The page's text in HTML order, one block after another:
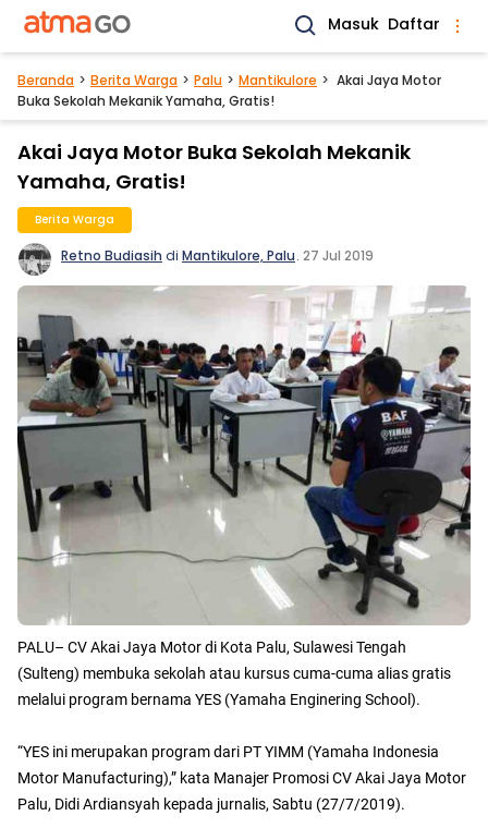
Masuk Daftar
Beranda Berita Warga Palu Mantikulore
Akai Jaya Motor
Buka Sekolah Mekanik Yamaha, Gratis!
Akai Jaya Motor Buka Sekolah Mekanik
Yamaha, Gratis!
Berita Warga
Retno Budiasih di Mantikulore, Palu. 27 Jul 2019
PALU– CV Akai Jaya Motor di Kota Palu, Sulawesi Tengah
(Sulteng) membuka sekolah atau kursus cuma-cuma alias gratis
melalui program bernama YES (Yamaha Enginering School).
“YES ini merupakan program dari PT YIMM (Yamaha Indonesia
Motor Manufacturing),” kata Manajer Promosi CV Akai Jaya Motor
Palu, Didi Ardiansyah kepada jurnalis, Sabtu (27/7/2019).